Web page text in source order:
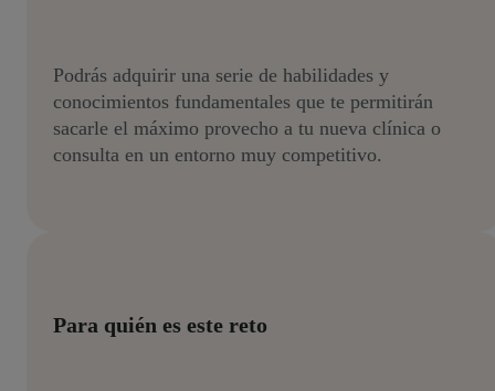
Podrás adquirir una serie de habilidades y
conocimientos fundamentales que te permitirán
sacarle el máximo provecho a tu nueva clínica o
consulta en un entorno muy competitivo.
Para quién es este reto